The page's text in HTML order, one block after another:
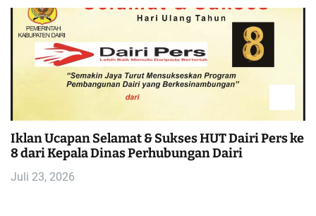
Iklan Ucapan Selamat & Sukses HUT Dairi Pers ke
8 dari Kepala Dinas Perhubungan Dairi
Juli 23, 2026